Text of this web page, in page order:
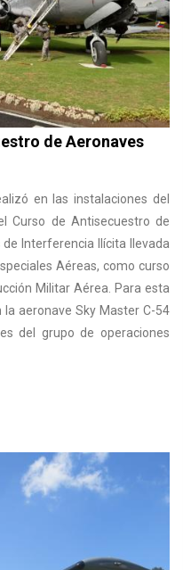
de Aeronaves
en las instalaciones del
Curso de Antisecuestro de
Interferencia Ilícita llevada
Aéreas, como curso
Militar Aérea. Para esta
aeronave Sky Master C-54
del grupo de operaciones